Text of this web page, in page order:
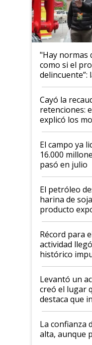
"Hay normas
como si el
delincuente”:
al Congreso
habló del
Cayó la
retenciones:
explicó los
El campo ya
16.000
pasó en julio
El petróleo
harina de
producto
el agro
diez dólares y
liderazgo en
récord
Récord para
actividad
histórico
cosecha y
Levantó un
creó el lugar
destaca que
kirchnerismo
plata a un
Juan Félix
que de una
La confianza
alta, aunque